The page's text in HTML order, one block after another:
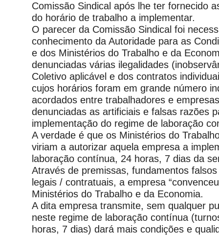
Comissão Sindical após lhe ter fornecido
do horário de trabalho a implementar.
O parecer da Comissão Sindical foi
conhecimento da Autoridade para as
e dos Ministérios do Trabalho e da
denunciadas várias ilegalidades
Coletivo aplicável e dos contratos
cujos horários foram em grande número
acordados entre trabalhadores e
denunciadas as artificiais e falsas razões
implementação do regime de laboração
A verdade é que os Ministérios do
viriam a autorizar aquela empresa a
laboração contínua, 24 horas, 7 dias da
Através de premissas, fundamentos
legais / contratuais, a empresa
Ministérios do Trabalho e da Economia.
A dita empresa transmite, sem qualquer
neste regime de laboração contínua
horas, 7 dias) dará mais condições e